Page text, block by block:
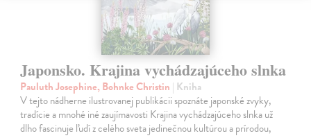
Japonsko. Krajina vychádzajúceho slnka
Pauluth Josephine, Bohnke Christin | Kniha
V tejto nádherne ilustrovanej publikácii spoznáte japonské zvyky,
tradície a mnohé iné zaujímavosti Krajina vychádzajúceho slnka už
dlho fascinuje ľudí z celého sveta jedinečnou kultúrou a prírodou,